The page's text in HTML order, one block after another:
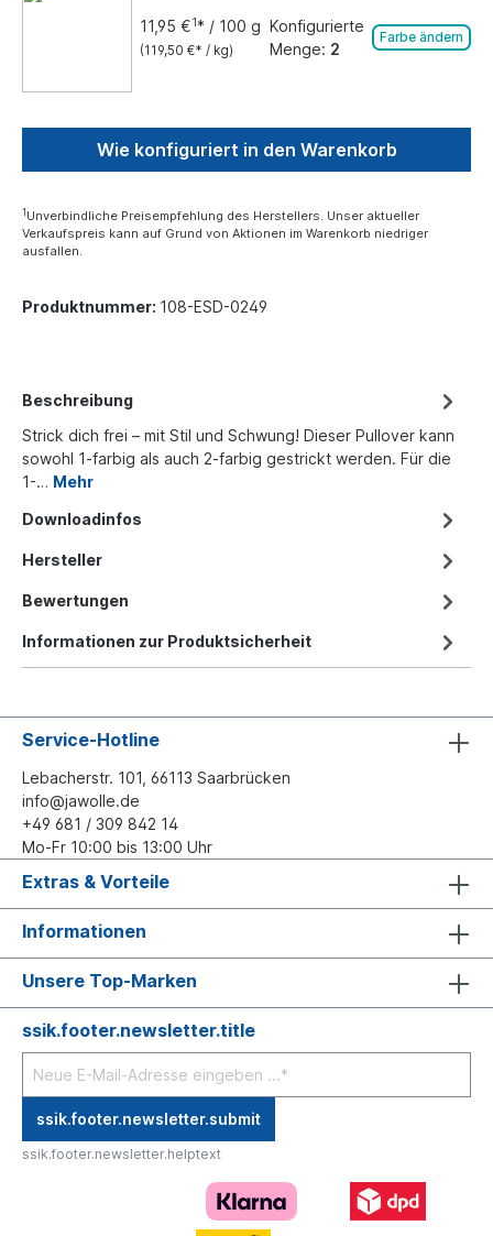
11,95 €1* / 100 g
(119,50 €* / kg)
Konfigurierte
Menge: 2
Farbe ändern
Wie konfiguriert in den Warenkorb
1 Unverbindliche Preisempfehlung des Herstellers. Unser aktueller
Verkaufspreis kann auf Grund von Aktionen im Warenkorb niedriger
ausfallen.
Produktnummer: 108-ESD-0249
Beschreibung
Strick dich frei – mit Stil und Schwung! Dieser Pullover kann
sowohl 1-farbig als auch 2-farbig gestrickt werden. Für die
1-… Mehr
Downloadinfos
Hersteller
Bewertungen
Informationen zur Produktsicherheit
Service-Hotline
Lebacherstr. 101, 66113 Saarbrücken
info@jawolle.de
+49 681 / 309 842 14
Mo-Fr 10:00 bis 13:00 Uhr
Extras & Vorteile
Informationen
Unsere Top-Marken
ssik.footer.newsletter.title
ssik.footer.newsletter.submit
ssik.footer.newsletter.helptext